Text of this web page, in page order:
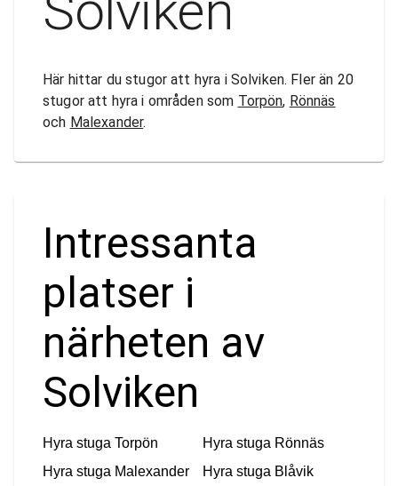
Här hittar du stugor att hyra i Solviken. Fler än 20
stugor att hyra i områden som Torpön, Rönnäs
och Malexander.
Intressanta
platser i
närheten av
Solviken
Hyra stuga Torpön Hyra stuga Rönnäs
Hyra stuga Malexander Hyra stuga Blåvik